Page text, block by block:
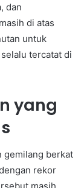
dan
di atas
untuk
tercatat di
yang
gemilang berkat
rekor